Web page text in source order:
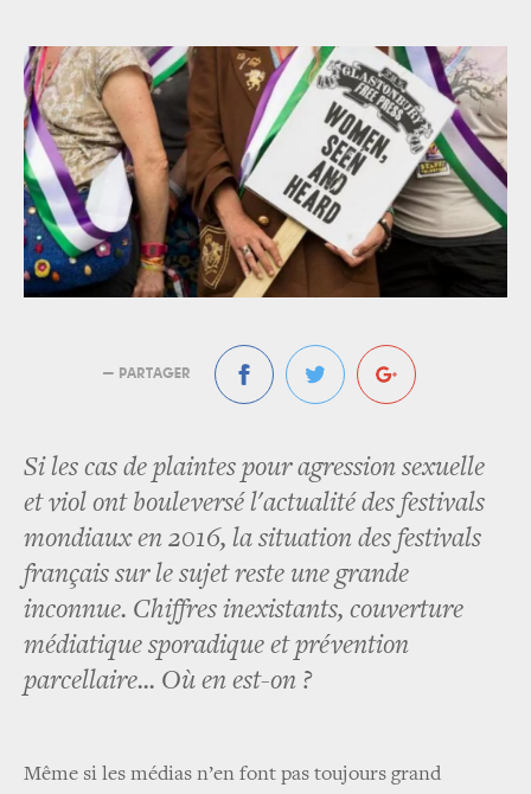
— PARTAGER
Si les cas de plaintes pour agression sexuelle
et viol ont bouleversé l'actualité des festivals
mondiaux en 2016, la situation des festivals
français sur le sujet reste une grande
inconnue. Chiffres inexistants, couverture
médiatique sporadique et prévention
parcellaire... Où en est-on ?
Même si les médias n’en font pas toujours grand